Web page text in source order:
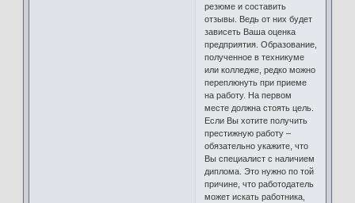
резюме и составить
отзывы. Ведь от них будет
зависеть Ваша оценка
предприятия. Образование,
полученное в техникуме
или колледже, редко можно
переплюнуть при приеме
на работу. На первом
месте должна стоять цель.
Если Вы хотите получить
престижную работу –
обязательно укажите, что
Вы специалист с наличием
диплома. Это нужно по той
причине, что работодатель
может искать работника,